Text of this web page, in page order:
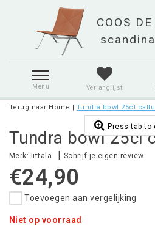
Menu Verlanglijst
Terug naar Home | Tundra bowl 25cl
Tundra bowl 25cl
Merk: Iittala | Schrijf je eigen review
Press tab to
€24,90
Toevoegen aan vergelijking
Niet op voorraad